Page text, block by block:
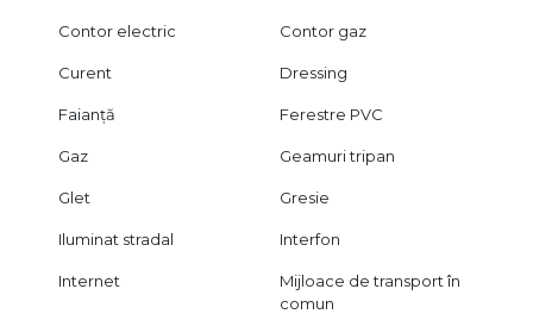
Contor electric Contor gaz
Curent Dressing
Faianță Ferestre PVC
Gaz Geamuri tripan
Glet Gresie
Iluminat stradal Interfon
Internet
Mijloace de transport în
comun